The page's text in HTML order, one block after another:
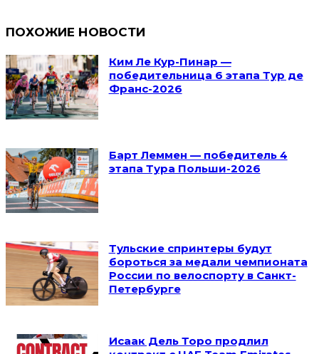
ПОХОЖИЕ НОВОСТИ
Ким Ле Кур-Пинар —
победительница 6 этапа Тур де
Франс-2026
Барт Леммен — победитель 4
этапа Тура Польши-2026
Тульские спринтеры будут
бороться за медали чемпионата
России по велоспорту в Санкт-
Петербурге
Исаак Дель Торо продлил